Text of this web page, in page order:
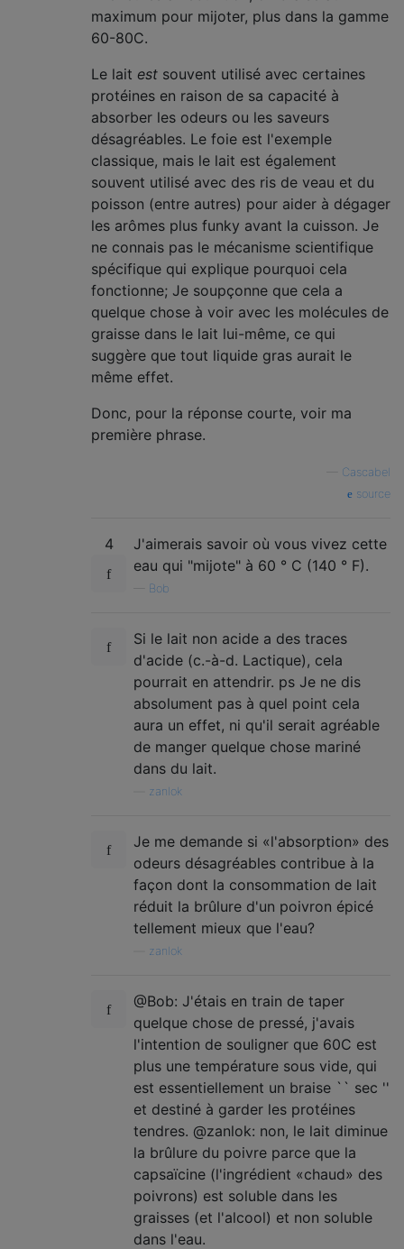
maximum pour mijoter, plus dans la gamme
60-80C.
Le lait est souvent utilisé avec certaines
protéines en raison de sa capacité à
absorber les odeurs ou les saveurs
désagréables. Le foie est l'exemple
classique, mais le lait est également
souvent utilisé avec des ris de veau et du
poisson (entre autres) pour aider à dégager
les arômes plus funky avant la cuisson. Je
ne connais pas le mécanisme scientifique
spécifique qui explique pourquoi cela
fonctionne; Je soupçonne que cela a
quelque chose à voir avec les molécules de
graisse dans le lait lui-même, ce qui
suggère que tout liquide gras aurait le
même effet.
Donc, pour la réponse courte, voir ma
première phrase.
Cascabel
source
4
J'aimerais savoir où vous vivez cette
eau qui "mijote" à 60 ° C (140 ° F).
Bob
Si le lait non acide a des traces
d'acide (c.-à-d. Lactique), cela
pourrait en attendrir. ps Je ne dis
absolument pas à quel point cela
aura un effet, ni qu'il serait agréable
de manger quelque chose mariné
dans du lait.
zanlok
Je me demande si «l'absorption» des
odeurs désagréables contribue à la
façon dont la consommation de lait
réduit la brûlure d'un poivron épicé
tellement mieux que l'eau?
zanlok
@Bob: J'étais en train de taper
quelque chose de pressé, j'avais
l'intention de souligner que 60C est
plus une température sous vide, qui
est essentiellement un braise `` sec ''
et destiné à garder les protéines
tendres. @zanlok: non, le lait diminue
la brûlure du poivre parce que la
capsaïcine (l'ingrédient «chaud» des
poivrons) est soluble dans les
graisses (et l'alcool) et non soluble
dans l'eau.